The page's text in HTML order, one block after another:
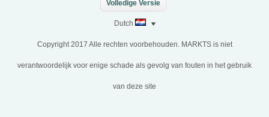
Volledige Versie
Dutch
Copyright 2017 Alle rechten voorbehouden. MARKTS is niet
verantwoordelijk voor enige schade als gevolg van fouten in het gebruik
van deze site